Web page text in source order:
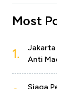
Most
1.
Jakarta
Anti
Siaga